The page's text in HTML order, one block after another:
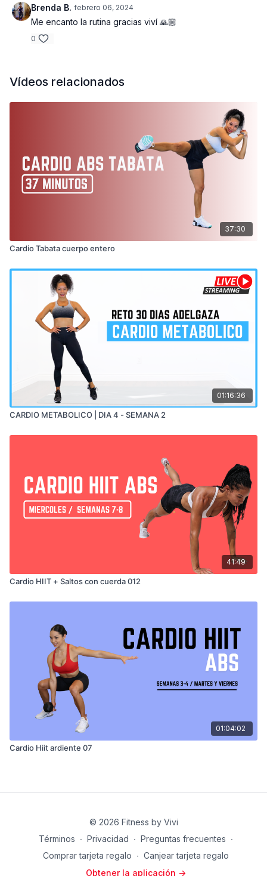
Brenda B. febrero 06, 2024
Me encanto la rutina gracias viví 🙏🏼
0
Vídeos relacionados
37:30
Cardio Tabata cuerpo entero
01:16:36
CARDIO METABOLICO | DIA 4 - SEMANA 2
41:49
Cardio HIIT + Saltos con cuerda 012
01:04:02
Cardio Hiit ardiente 07
© 2026 Fitness by Vivi
Términos ∙ Privacidad ∙ Preguntas frecuentes ∙
Comprar tarjeta regalo ∙ Canjear tarjeta regalo
Obtener la aplicación ->